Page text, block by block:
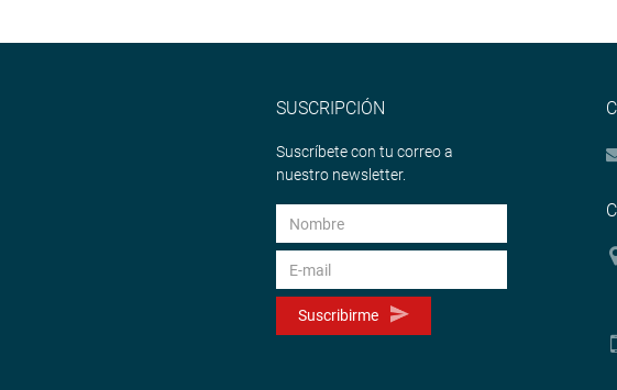
SUSCRIPCIÓN
Suscríbete con tu correo a
nuestro newsletter.
Suscribirme